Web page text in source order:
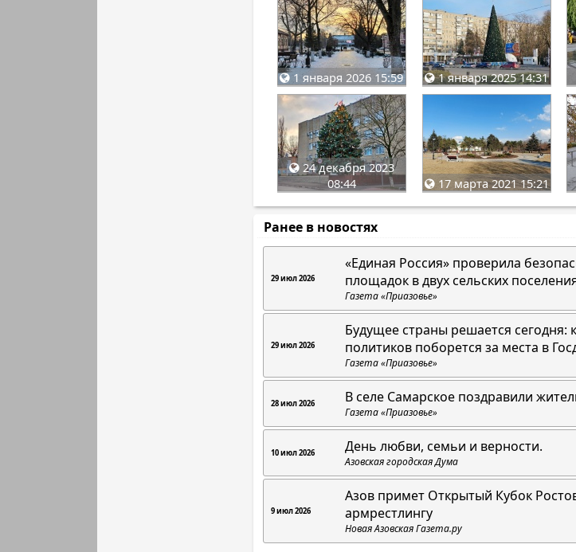
1 января 2026 15:59 1 января 2025 14:31
24 декабря 2023
08:44
17 марта 2021 15:21
Ранее в новостях
29 июл 2026
«Единая Россия» проверила
площадок в двух сельских
Газета «Приазовье»
29 июл 2026
Будущее страны решается сегодня:
политиков поборется за места в
Газета «Приазовье»
28 июл 2026 В селе Самарское поздравили
Газета «Приазовье»
10 июл 2026 День любви, семьи и верности.
Азовская городская Дума
9 июл 2026
Азов примет Открытый Кубок
армрестлингу
Новая Азовская Газета.ру